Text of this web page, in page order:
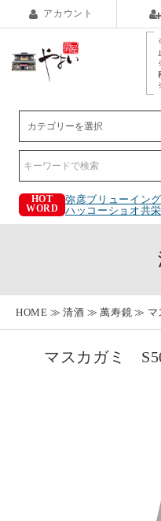
アカウント
HOT
WORD
弥彦ブリューイング
ハッコーショオ共
HOME 清酒 萬寿鏡
マスカガミ